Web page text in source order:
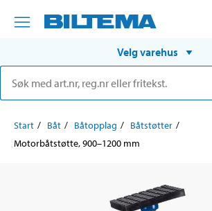
Velg varehus
Start Båt Båtopplag
Båtstøtter
Motorbåtstøtte, 900–1200 mm